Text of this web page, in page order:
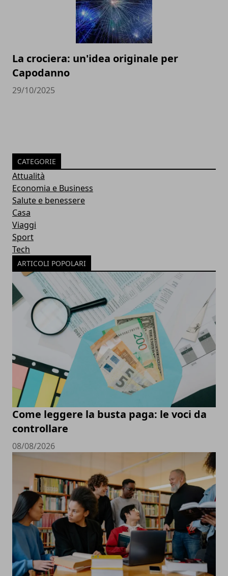
La crociera: un'idea originale per
Capodanno
29/10/2025
CATEGORIE
Attualità
Economia e Business
Salute e benessere
Casa
Viaggi
Sport
Tech
ARTICOLI POPOLARI
Come leggere la busta paga: le voci da
controllare
08/08/2026